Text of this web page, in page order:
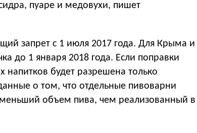
пуаре и медовухи, пишет
запрет с 1 июля 2017 года. Для Крыма и
до 1 января 2018 года. Если поправки
будет разрешена только
о том, что отдельные пивоварни
объем пива, чем реализованный в